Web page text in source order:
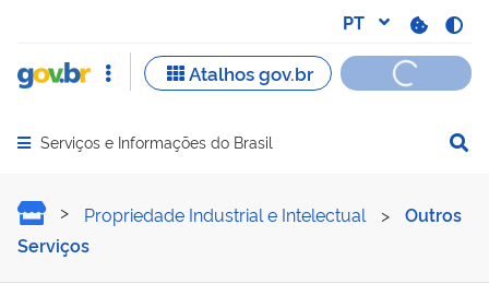
Abrir menu principal de navegação
Serviços e Informações do Brasil
Apresentar recurso
Propriedade Industrial e Intelectual >
Outros
Serviços